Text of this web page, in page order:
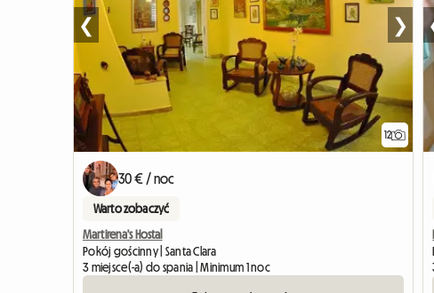
12
❮ ❯
30 € / noc
Warto zobaczyć
Martirena's Hostal
Pokój gościnny | Santa Clara
3 miejsce(-a) do spania | Minimum 1 noc